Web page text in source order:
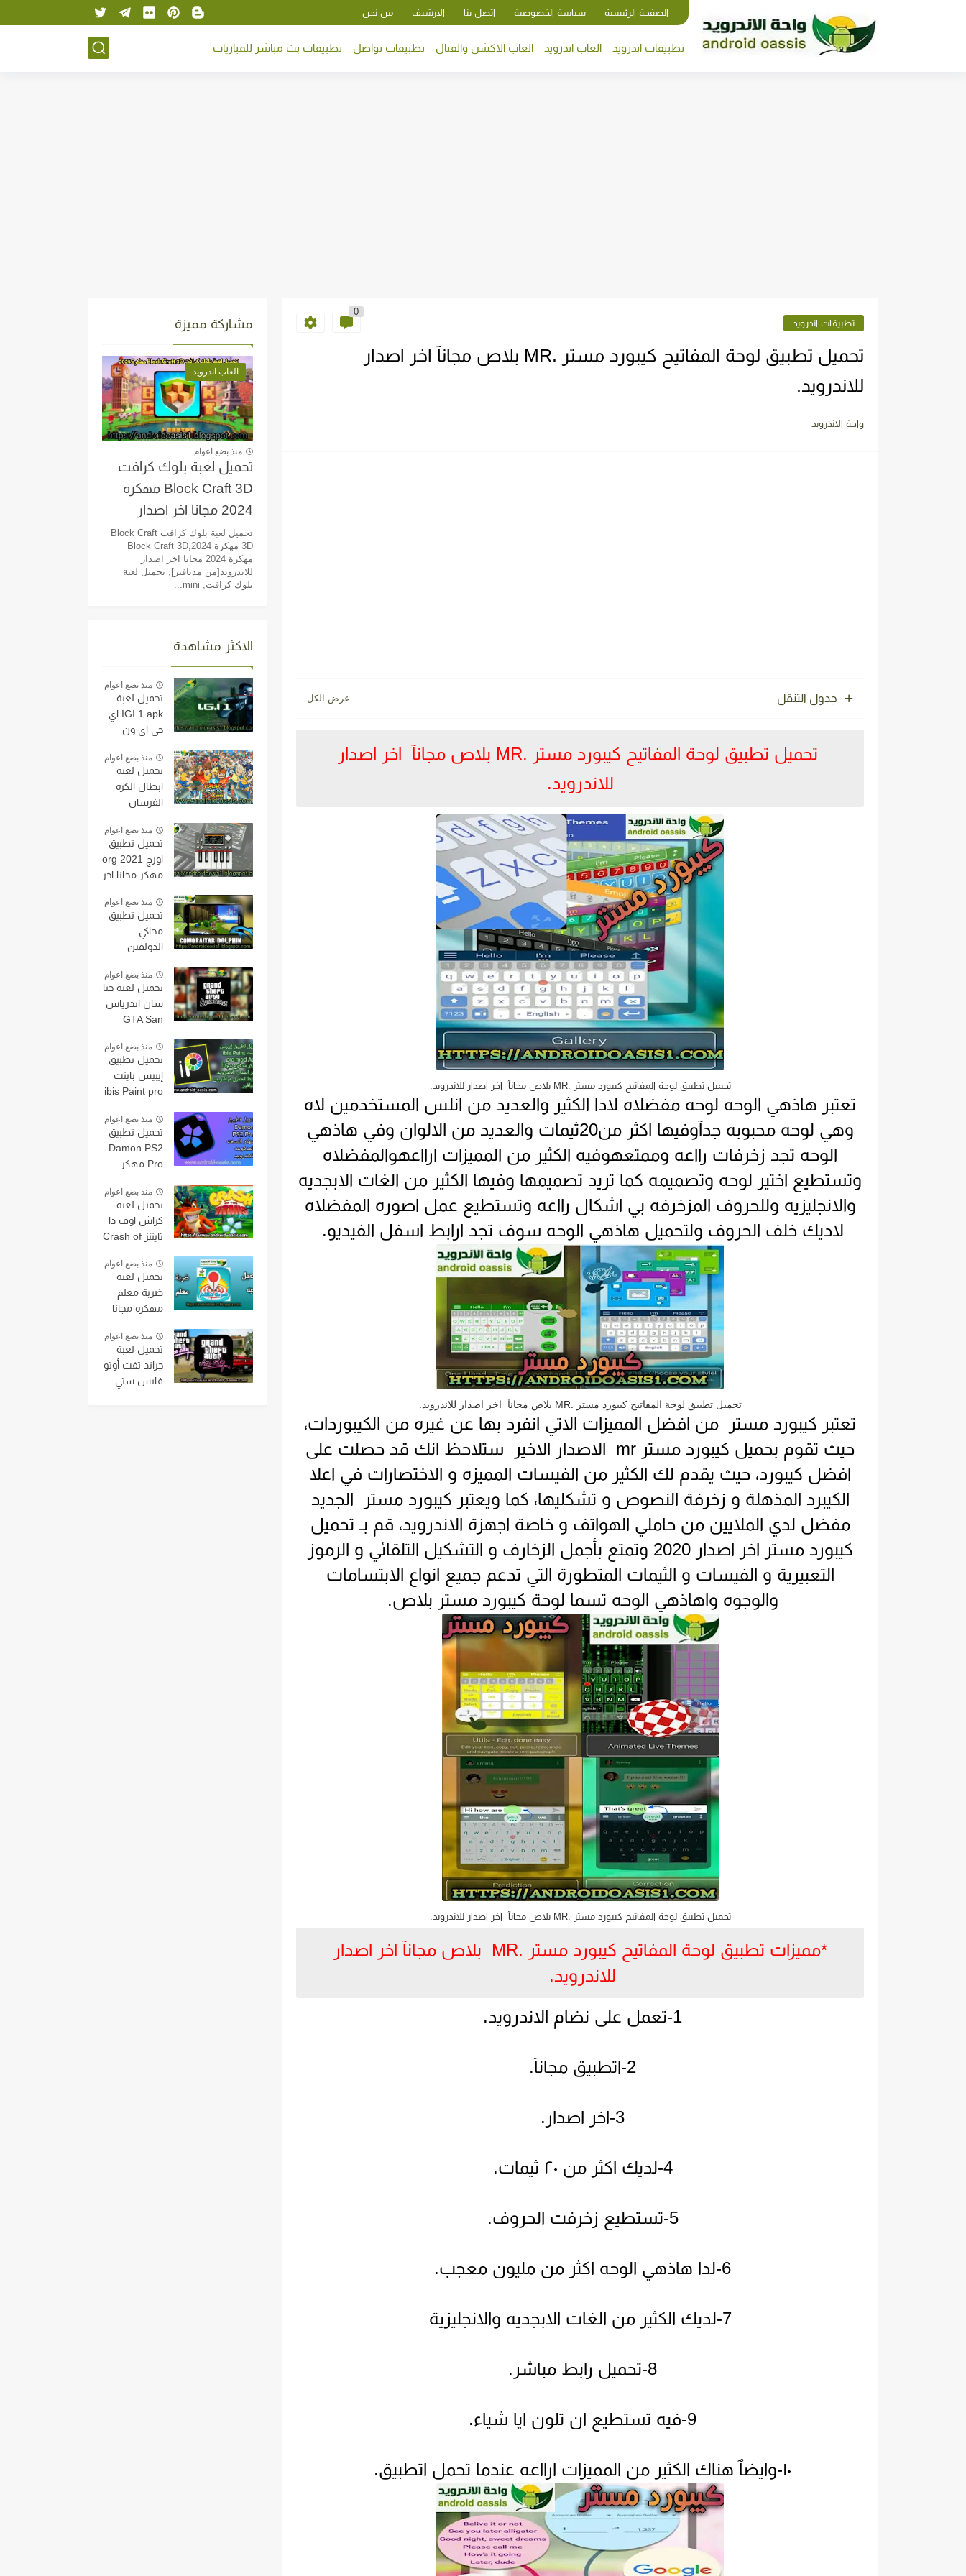
الصفحة الرئيسية سياسة الخصوصية اتصل بنا الارشيف من نحن
تطبيقات اندرويد العاب اندرويد العاب الاكشن والقتال تطبيقات تواصل تطبيقات بث مباشر للمباريات
تطبيقات اندرويد
0
تحميل تطبيق لوحة المفاتيح كيبورد مستر .MR بلاص مجانآ اخر اصدار
للاندرويد.
واحة الاندرويد
جدول التنقل
تحميل تطبيق لوحة المفاتيح كيبورد مستر .MR بلاص مجانآ اخر اصدار
للاندرويد.
تحميل تطبيق لوحة المفاتيح كيبورد مستر .MR بلاص مجانآ اخر اصدار للاندرويد.
تعتبر هاذهي الوحه لوحه مفضلاه لادا الكثير والعديد من انلس المستخدمين لاه
وهي لوحه محبوبه جدآوفيها اكثر من20ثيمات والعديد من الالوان وفي هاذهي
الوحه تجد زخرفات رااعه وممتعهوفيه الكثير من المميزات ارااعهوالمفضلاه
وتستطيع اختير لوحه وتصميمه كما تريد تصميمها وفيها الكثير من الغات الابجديه
والانجليزيه وللحروف المزخرفه بي اشكال رااعه وتستطيع عمل اصوره المفضلاه
لاديك خلف الحروف ولتحميل هاذهي الوحه سوف تجد ارابط اسفل الفيديو.
تحميل تطبيق لوحة المفاتيح كيبورد مستر .MR بلاص مجانآ اخر اصدار للاندرويد.
تعتبر كيبورد مستر من افضل المميزات الاتي انفرد بها عن غيره من الكيبوردات،
حيث تقوم بحميل كيبورد مستر mr الاصدار الاخير ستلاحظ انك قد حصلت على
افضل كيبورد، حيث يقدم لك الكثير من الفيسات المميزه و الاختصارات في اعلا
الكيبرد المذهلة و زخرفة النصوص و تشكليها، كما ويعتبر كيبورد مستر الجديد
مفضل لدي الملايين من حاملي الهواتف و خاصة اجهزة الاندرويد، قم بـ تحميل
كيبورد مستر اخر اصدار 2020 وتمتع بأجمل الزخارف و التشكيل التلقائي و الرموز
التعبيرية و الفيسات و الثيمات المتطورة التي تدعم جميع انواع الابتسامات
والوجوه واهاذهي الوحه تسما لوحة كيبورد مستر بلاص.
تحميل تطبيق لوحة المفاتيح كيبورد مستر .MR بلاص مجانآ اخر اصدار للاندرويد.
*مميزات تطبيق لوحة المفاتيح كيبورد مستر .MR بلاص مجانآ اخر اصدار
للاندرويد.
1-تعمل على نضام الاندرويد.
2-اتطبيق مجانآ.
3-اخر اصدار.
4-لديك اكثر من ٢٠ ثيمات.
5-تستطيع زخرفت الحروف.
6-لدا هاذهي الوحه اكثر من مليون معجب.
7-لديك الكثير من الغات الابجديه والانجليزية
8-تحميل رابط مباشر.
9-فيه تستطيع ان تلون ايا شياء.
١٠-وايضٱ هناك الكثير من المميزات ارااعه عندما تحمل اتطبيق.
مشاركة مميزة
العاب اندرويد
منذ بضع اعوام
تحميل لعبة بلوك كرافت
Block Craft 3D مهكرة
2024 مجانا اخر اصدار
للاندرويد[من مديافير]تحميل لعبة بلوك كرافت Block Craft
3D مهكرة 2024,Block Craft 3D
مهكرة 2024 مجانا اخر اصدار
للاندرويد[من مديافير], تحميل لعبة
بلوك كرافت, mini...
الاكثر مشاهدة
منذ بضع اعوام
تحميل لعبة
IGI 1 apk اي
جي اي ون
للاندرويد
النسخه الاصليه
من مديافير
بحجم خفيف
جدا.
منذ بضع اعوام
تحميل لعبة
ابطال الكره
الفرسان
Eleven على
محاكي
الدولفين
النسخه الاصليه
مجاناً اخر اصدار
للاندرويد
منذ بضع اعوام
تحميل تطبيق
اورج org 2021
مهكر مجانا اخر
للاندرويد
منذ بضع اعوام
تحميل تطبيق
محاكي
الدولفين
Emulator
النسخه
المعدل مجاناً
بدون مشاكل
اخر اصدار
للاندرويد.
منذ بضع اعوام
تحميل لعبة جتا
سان اندرياس
GTA San
2022 مهكره
مع قائمة
الغش مجاناً
اخر اصدار
للاندرويد
منذ بضع اعوام
تحميل تطبيق
إيبيس باينت
ibis Paint pro
مهكر مدفوع
مجاناً اخر اصدار
للاندرويد برابط
تحميل مباشر
من مديافير
منذ بضع اعوام
تحميل تطبيق
Damon PS2
Pro مهكر
المدفوعه
مجاناً اخر اصدار
للاندرويد
منذ بضع اعوام
تحميل لعبة
كراش اوف ذا
تايتنز Crash of
على محاكي
ppsspp بحجم
صغير جداً مجانا
اخر اصدار من
ميديافاير
منذ بضع اعوام
تحميل لعبة
ضربة معلم
مهكره مجانا
للاندرويد.
منذ بضع اعوام
تحميل لعبة
جراند ثفت أوتو
فايس ستي